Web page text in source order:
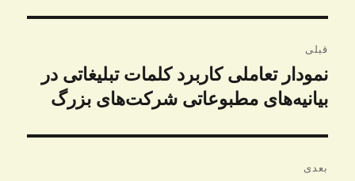
نوشته
قبلی
نوشته
قبلی:
نمودار تعاملی کاربرد کلمات تبلیغاتی در
بیانیه‌های مطبوعاتی شرکت‌های بزرگ
بعدی